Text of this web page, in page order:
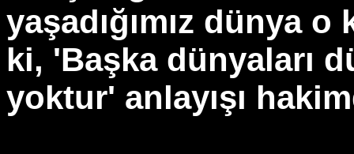
yaşadığımız dünya
ki, 'Başka dünyaları
yoktur' anlayışı